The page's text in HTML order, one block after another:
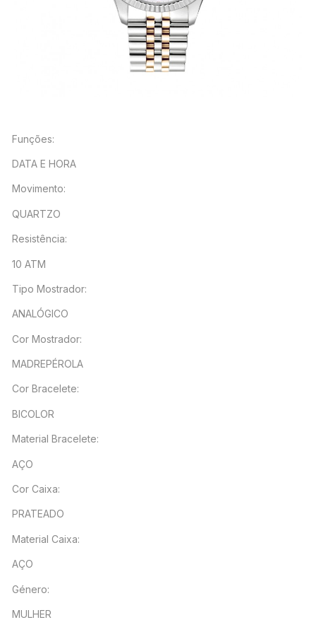
Funções:
DATA E HORA
Movimento:
QUARTZO
Resistência:
10 ATM
Tipo Mostrador:
ANALÓGICO
Cor Mostrador:
MADREPÉROLA
Cor Bracelete:
BICOLOR
Material Bracelete:
AÇO
Cor Caixa:
PRATEADO
Material Caixa:
AÇO
Género:
MULHER